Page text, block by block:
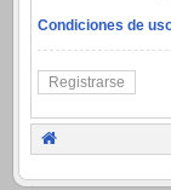
Condiciones de
Registrarse
.